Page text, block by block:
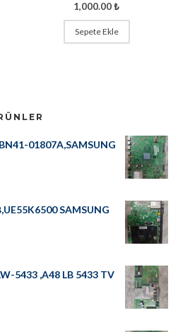
1,000.00₺
Sepete Ekle
01807A,SAMSUNG
SAMSUNG
5433 ,A48 LB 5433 TV